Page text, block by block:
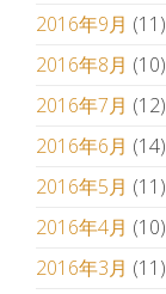
2016年9月 (11)
2016年8月 (10)
2016年7月 (12)
2016年6月 (14)
2016年5月 (11)
2016年4月 (10)
2016年3月 (11)